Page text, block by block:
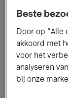
Alle
Jazz
Beste
Door op “Alle
akkoord met
voor het
analyseren
bij onze